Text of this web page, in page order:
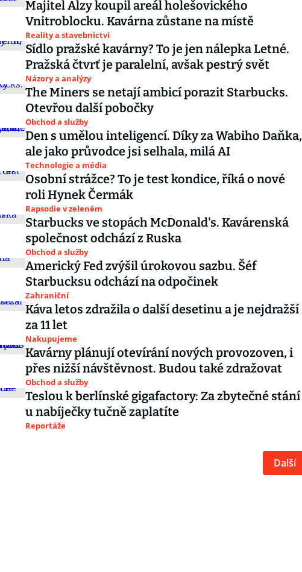
Majitel Alzy koupil areál holešovického
Vnitroblocku. Kavárna zůstane na místě
Reality a stavebnictví
Sídlo pražské kavárny? To je jen nálepka Letné.
Pražská čtvrť je paralelní, avšak pestrý svět
Názory a analýzy
The Miners se netají ambicí porazit Starbucks.
Otevřou další pobočky
Obchod a služby
Den s umělou inteligencí. Díky za Wabiho Daňka,
ale jako průvodce jsi selhala, milá AI
Technologie a média
Osobní strážce? To je test kondice, říká o nové
roli Hynek Čermák
Rapsodie v zeleném
Starbucks ve stopách McDonald's. Kavárenská
společnost odchází z Ruska
Obchod a služby
Americký Fed zvýšil úrokovou sazbu. Šéf
Starbucksu odchází na odpočinek
Zahraniční
Káva letos zdražila o další desetinu a je nejdražší
za 11 let
Nakupujeme
Kavárny plánují otevírání nových provozoven, i
přes nižší návštěvnost. Budou také zdražovat
Obchod a služby
Teslou k berlínské gigafactory: Za zbytečné stání
u nabíječky tučně zaplatíte
Reportáže
Další